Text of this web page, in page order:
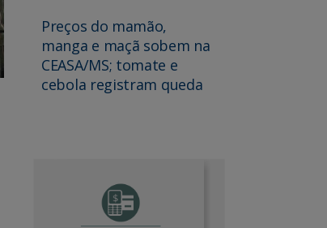
Preços do mamão,
manga e maçã sobem na
CEASA/MS; tomate e
cebola registram queda